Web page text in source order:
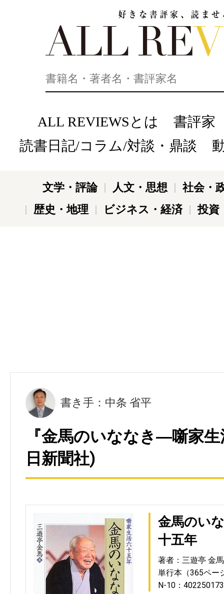
ALL REVIEWSとは
書評家
読書日記/コラム/対談・鼎談
文学・評論 人文・思想
社会・
歴史・地理
ビジネス・経済 投資
書き手：中条 省平
『金馬のいななき―噺家
日新聞社)
金馬のい
十五年
著者：三遊亭 金馬
単行本（365ペー
N-10：